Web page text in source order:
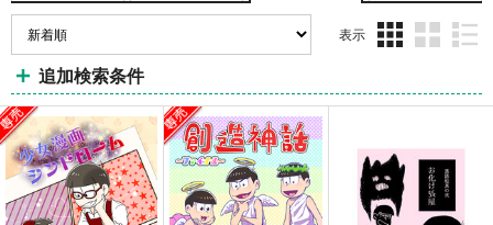
表示
ム
表
ム
表
ム
表
追加検索条件